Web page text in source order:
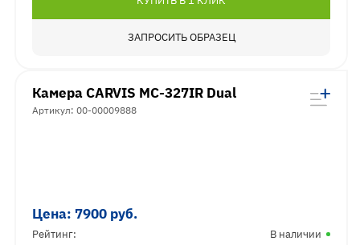
ЗАПРОСИТЬ ОБРАЗЕЦ
Камера CARVIS MC-327IR Dual
Артикул: 00-00009888
Цена: 7900 руб.
Рейтинг: В наличии